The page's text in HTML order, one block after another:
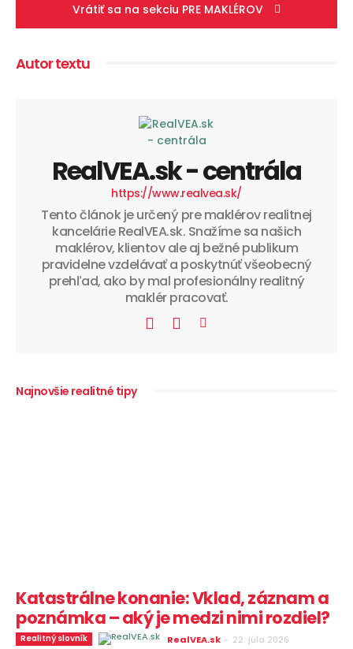
Vrátiť sa na sekciu PRE MAKLÉROV
Autor textu
RealVEA.sk - centrála
https://www.realvea.sk/
Tento článok je určený pre maklérov realitnej
kancelárie RealVEA.sk. Snažíme sa našich
maklérov, klientov ale aj bežné publikum
pravidelne vzdelávať a poskytnúť všeobecný
prehľad, ako by mal profesionálny realitný
maklér pracovať.
Najnovšie realitné tipy
Katastrálne konanie: Vklad, záznam a
poznámka – aký je medzi nimi rozdiel?
Realitný slovník RealVEA.sk - 22. júla 2026